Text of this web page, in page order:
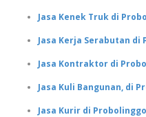
Jasa Kenek Truk di
Jasa Kerja Serabutan di
Jasa Kontraktor di
Jasa Kuli Bangunan, di
Jasa Kurir di Probolinggo